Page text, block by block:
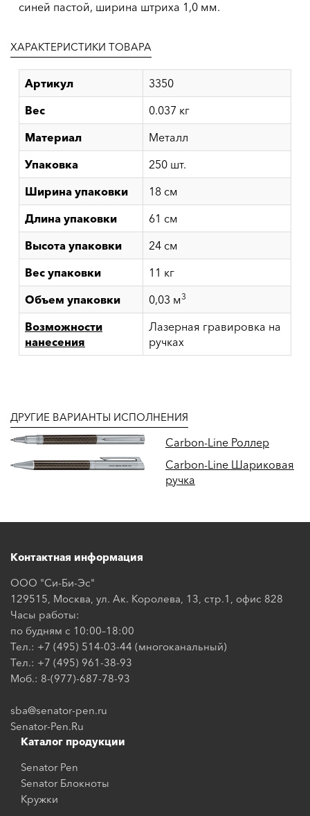
синей пастой, ширина штриха 1,0 мм.
ХАРАКТЕРИСТИКИ ТОВАРА
Артикул
3350
Вес
0.037 кг
Материал
Металл
Упаковка
250 шт.
Ширина упаковки
18 см
Длина упаковки
61 см
Высота упаковки
24 см
Вес упаковки
11 кг
Объем упаковки
0,03 м3
Возможности
нанесения
Лазерная гравировка на
ручках
ДРУГИЕ ВАРИАНТЫ ИСПОЛНЕНИЯ
Carbon-Line Роллер
Carbon-Line Шариковая
ручка
Контактная информация
ООО "Си-Би-Эс"
129515, Москва, ул. Ак. Королева, 13, стр.1, офис 828
Часы работы:
по будням с 10:00–18:00
Тел.: +7 (495) 514-03-44 (многоканальный)
Тел.: +7 (495) 961-38-93
Моб.: 8-(977)-687-78-93
sba@senator-pen.ru
Senator-Pen.Ru
Каталог продукции
Senator Pen
Senator Блокноты
Кружки